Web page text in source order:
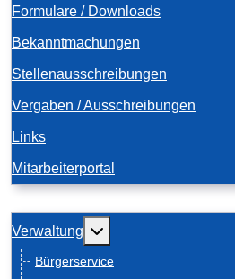
Formulare / Downloads
Bekanntmachungen
Stellenausschreibungen
Vergaben / Ausschreibungen
Links
Mitarbeiterportal
Verwaltung Weitere
Bürgerservice